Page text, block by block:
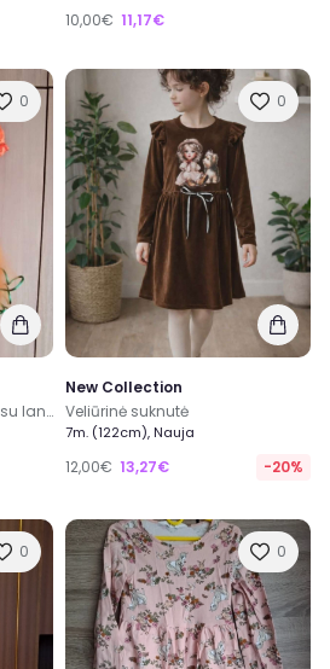
10,00€ 11,17€
0
Puošni moliūgėlio suknelė su lankeliu
0
New Collection
Veliūrinė suknutė
7m. (122cm), Nauja
12,00€ 13,27€ -20%
0 0